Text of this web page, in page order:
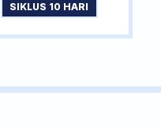
SIKLUS 10 HARI